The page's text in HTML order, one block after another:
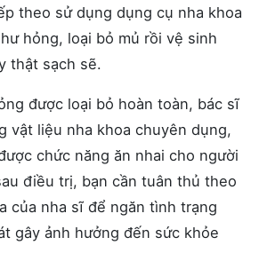
theo sử dụng dụng cụ nha khoa
hỏng, loại bỏ mủ rồi vệ sinh
thật sạch sẽ.
được loại bỏ hoàn toàn, bác sĩ
vật liệu nha khoa chuyên dụng,
chức năng ăn nhai cho người
điều trị, bạn cần tuân thủ theo
của nha sĩ để ngăn tình trạng
gây ảnh hưởng đến sức khỏe